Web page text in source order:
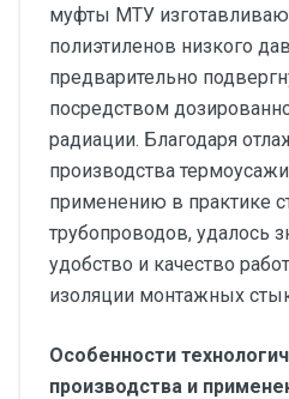
муфты МТУ
полиэтиленов низкого
предварительно
посредством
радиации. Благодаря
производства
применению в практике
трубопроводов, удалось
удобство и качество
изоляции монтажных
Особенности
производства и